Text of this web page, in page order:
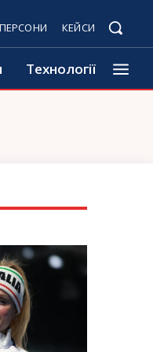
ПЕРСОНИ КЕЙСИ
Технології